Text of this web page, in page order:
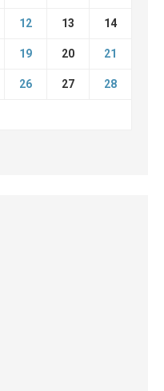
12 13 14
19 20 21
26 27 28